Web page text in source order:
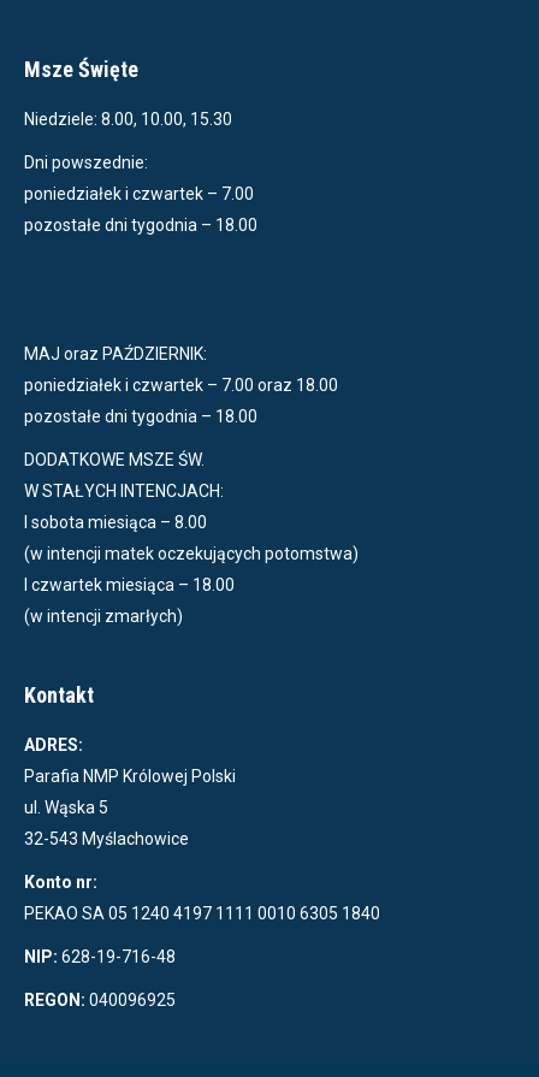
Msze Święte
Niedziele: 8.00, 10.00, 15.30
Dni powszednie:
poniedziałek i czwartek – 7.00
pozostałe dni tygodnia – 18.00
MAJ oraz PAŹDZIERNIK:
poniedziałek i czwartek – 7.00 oraz 18.00
pozostałe dni tygodnia – 18.00
DODATKOWE MSZE ŚW.
W STAŁYCH INTENCJACH:
I sobota miesiąca – 8.00
(w intencji matek oczekujących potomstwa)
I czwartek miesiąca – 18.00
(w intencji zmarłych)
Kontakt
ADRES:
Parafia NMP Królowej Polski
ul. Wąska 5
32-543 Myślachowice
Konto nr:
PEKAO SA 05 1240 4197 1111 0010 6305 1840
NIP: 628-19-716-48
REGON: 040096925